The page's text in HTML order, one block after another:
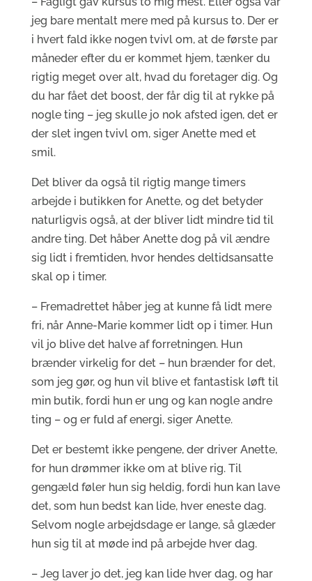
jeg bare mentalt mere med på kursus to. Der er
i hvert fald ikke nogen tvivl om, at de første par
måneder efter du er kommet hjem, tænker du
rigtig meget over alt, hvad du foretager dig. Og
du har fået det boost, der får dig til at rykke på
nogle ting – jeg skulle jo nok afsted igen, det er
der slet ingen tvivl om, siger Anette med et
smil.
Det bliver da også til rigtig mange timers
arbejde i butikken for Anette, og det betyder
naturligvis også, at der bliver lidt mindre tid til
andre ting. Det håber Anette dog på vil ændre
sig lidt i fremtiden, hvor hendes deltidsansatte
skal op i timer.
– Fremadrettet håber jeg at kunne få lidt mere
fri, når Anne-Marie kommer lidt op i timer. Hun
vil jo blive det halve af forretningen. Hun
brænder virkelig for det – hun brænder for det,
som jeg gør, og hun vil blive et fantastisk løft til
min butik, fordi hun er ung og kan nogle andre
ting – og er fuld af energi, siger Anette.
Det er bestemt ikke pengene, der driver Anette,
for hun drømmer ikke om at blive rig. Til
gengæld føler hun sig heldig, fordi hun kan lave
det, som hun bedst kan lide, hver eneste dag.
Selvom nogle arbejdsdage er lange, så glæder
hun sig til at møde ind på arbejde hver dag.
– Jeg laver jo det, jeg kan lide hver dag, og har